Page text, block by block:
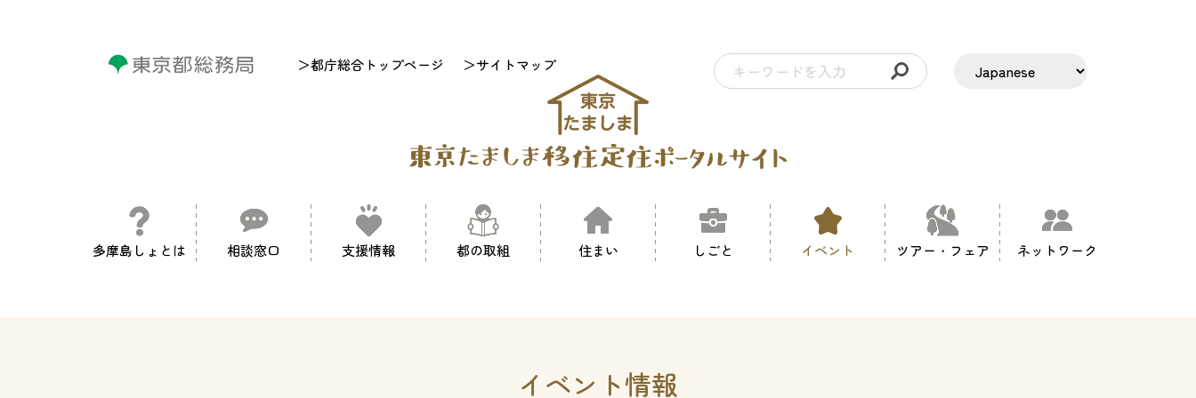
＞都庁総合トップページ ＞サイトマップ
多摩島しょとは 相談窓口 支援情報 都の取組 住まい しごと イベント ツアー・フェア ネットワーク
イベント情報